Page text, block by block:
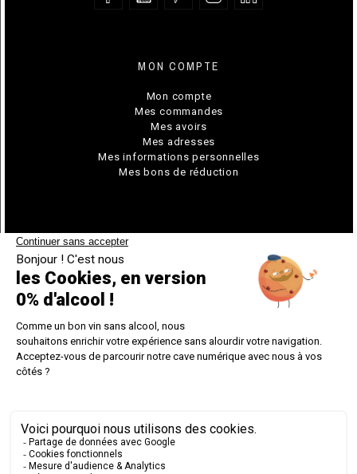
MON COMPTE
Mon compte
Mes commandes
Mes avoirs
Mes adresses
Mes informations personnelles
Mes bons de réduction
DEMANDER UNE RÉTRACTATION